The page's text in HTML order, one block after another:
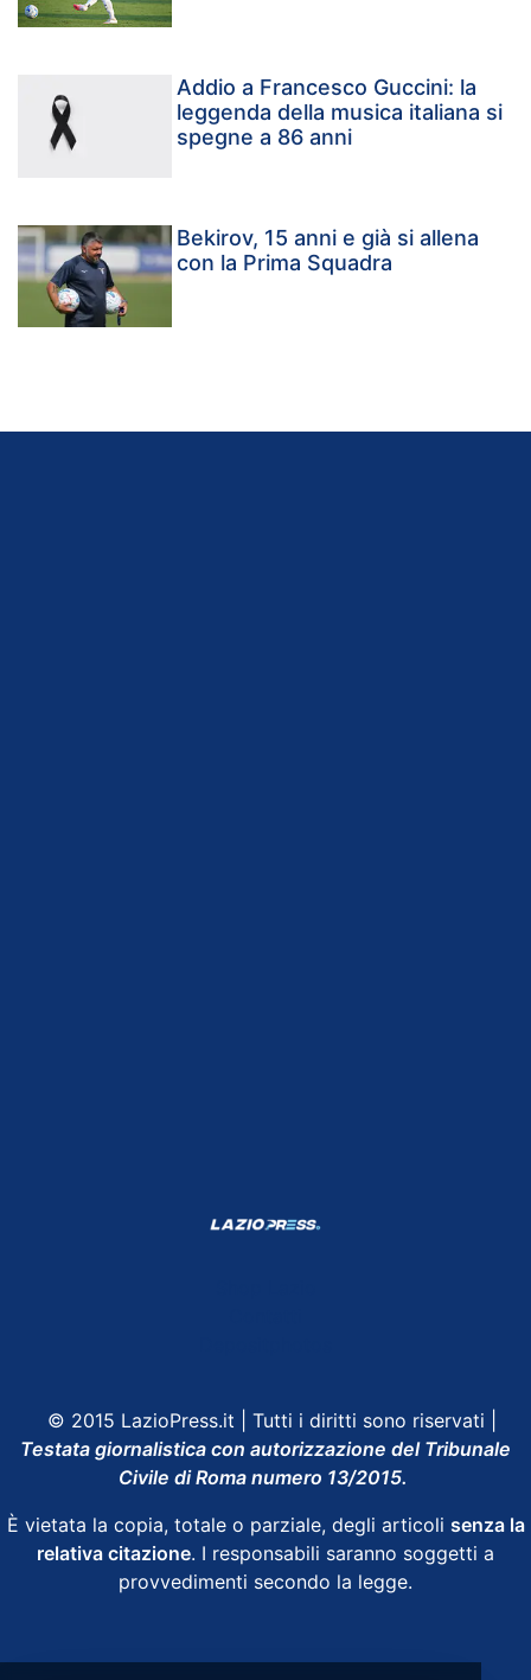
Addio a Francesco Guccini: la
leggenda della musica italiana si
spegne a 86 anni
Bekirov, 15 anni e già si allena
con la Prima Squadra
© 2015 LazioPress.it | Tutti i diritti sono riservati |
Testata giornalistica con autorizzazione del Tribunale
Civile di Roma numero 13/2015.
È vietata la copia, totale o parziale, degli articoli senza la
relativa citazione. I responsabili saranno soggetti a
provvedimenti secondo la legge.